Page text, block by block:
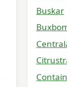
Buskar